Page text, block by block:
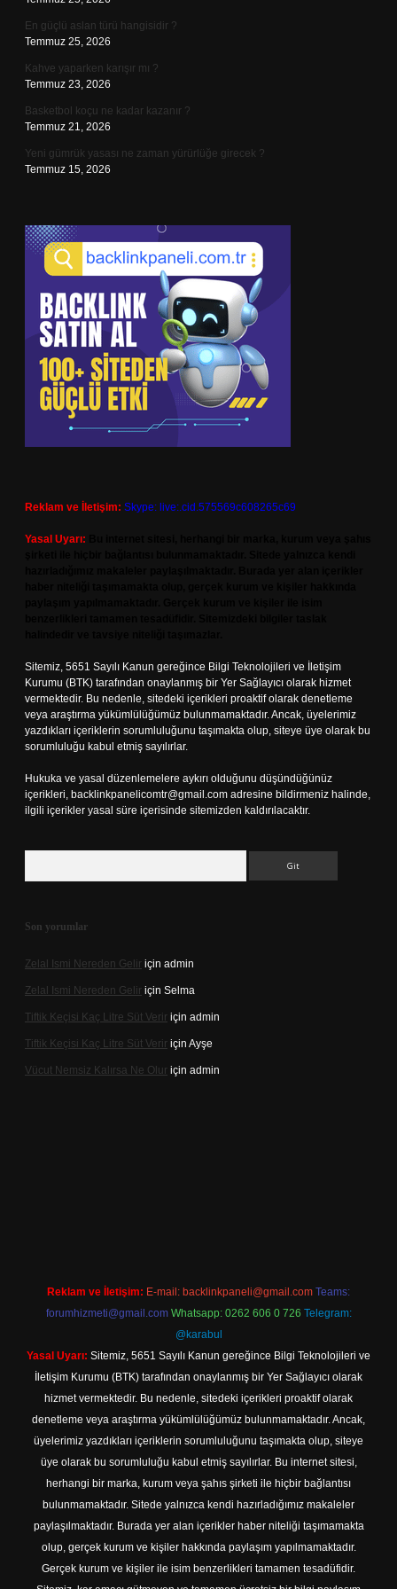
En güçlü aslan türü hangisidir ?
Temmuz 25, 2026
Kahve yaparken karışır mı ?
Temmuz 23, 2026
Basketbol koçu ne kadar kazanır ?
Temmuz 21, 2026
Yeni gümrük yasası ne zaman yürürlüğe girecek ?
Temmuz 15, 2026
Reklam ve İletişim: Skype: live:.cid.575569c608265c69
Yasal Uyarı:
Sitemiz, 5651 Sayılı Kanun gereğince Bilgi Teknolojileri ve İletişim
Kurumu (BTK) tarafından onaylanmış bir Yer Sağlayıcı olarak hizmet
vermektedir. Bu nedenle, sitedeki içerikleri proaktif olarak denetleme
veya araştırma yükümlülüğümüz bulunmamaktadır. Ancak, üyelerimiz
yazdıkları içeriklerin sorumluluğunu taşımakta olup, siteye üye olarak bu
sorumluluğu kabul etmiş sayılırlar.
Hukuka ve yasal düzenlemelere aykırı olduğunu düşündüğünüz
içerikleri, backlinkpanelicomtr@gmail.com adresine bildirmeniz halinde,
ilgili içerikler yasal süre içerisinde sitemizden kaldırılacaktır.
Son yorumlar
Zelal Ismi Nereden Gelir için admin
Zelal Ismi Nereden Gelir için Selma
Tiftik Keçisi Kaç Litre Süt Verir için admin
Tiftik Keçisi Kaç Litre Süt Verir için Ayşe
Vücut Nemsiz Kalırsa Ne Olur için admin
Reklam ve İletişim: E-mail: backlinkpaneli@gmail.com Teams:
forumhizmeti@gmail.com Whatsapp: 0262 606 0 726 Telegram:
@karabul
Yasal Uyarı: Sitemiz, 5651 Sayılı Kanun gereğince Bilgi Teknolojileri ve
İletişim Kurumu (BTK) tarafından onaylanmış bir Yer Sağlayıcı olarak
hizmet vermektedir. Bu nedenle, sitedeki içerikleri proaktif olarak
denetleme veya araştırma yükümlülüğümüz bulunmamaktadır. Ancak,
üyelerimiz yazdıkları içeriklerin sorumluluğunu taşımakta olup, siteye
üye olarak bu sorumluluğu kabul etmiş sayılırlar. Bu internet sitesi,
herhangi bir marka, kurum veya şahıs şirketi ile hiçbir bağlantısı
bulunmamaktadır. Sitede yalnızca kendi hazırladığımız makaleler
paylaşılmaktadır. Burada yer alan içerikler haber niteliği taşımamakta
olup, gerçek kurum ve kişiler hakkında paylaşım yapılmamaktadır.
Gerçek kurum ve kişiler ile isim benzerlikleri tamamen tesadüfidir.